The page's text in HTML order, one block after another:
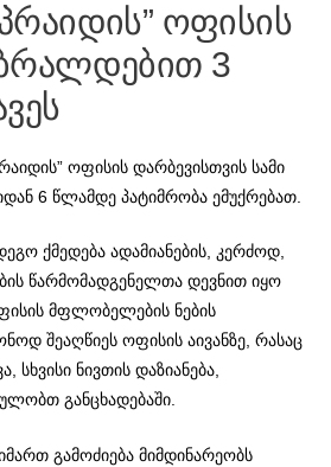
ოფისის
3
ოფისის დარბევისთვის სამი
6 წლამდე პატიმრობა ემუქრებათ.
ქმედება ადამიანების, კერძოდ,
წარმომადგენელთა დევნით იყო
მფლობელების ნების
შეაღწიეს ოფისის აივანზე, რასაც
სხვისი ნივთის დაზიანება,
განცხადებაში.
გამოძიება მიმდინარეობს